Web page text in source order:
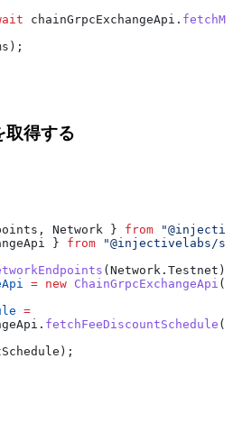
chainGrpcExchangeApi .
);
取得する
, Network } from
} from "@injectivelabs/
( Network . Testnet );
= new ChainGrpcExchangeApi (
=
. fetchFeeDiscountSchedule
);